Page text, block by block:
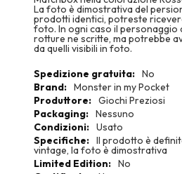
La foto è dimostrativa del
prodotti identici, potreste
foto. In ogni caso il personaggio
rotture ne scritte, ma potrebbe
da quelli visibili in foto.
More
Information
No
Monster in my Pocket
Giochi Preziosi
Nessuno
Usato
Il prodotto è
vintage, la foto è dimostrativa
No